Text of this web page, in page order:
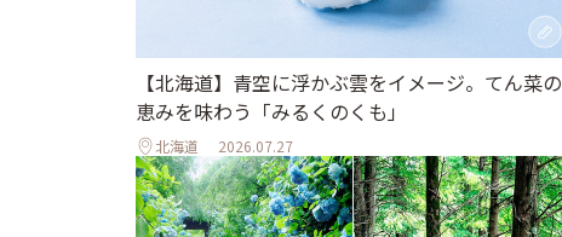
【北海道】青空に浮かぶ雲をイメージ。てん菜の
恵みを味わう「みるくのくも」
北海道 2026.07.27